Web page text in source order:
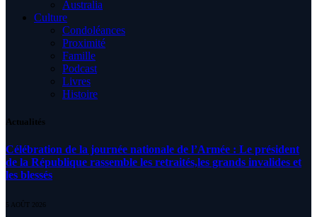
Australia
Culture
Condoléances
Proximité
Famille
Podcast
Livres
Histoire
Actualités
Célébration de la journée nationale de l’Armée : Le président
de la République rassemble les retraités,les grands invalides et
les blessés
5 AOÛT 2026